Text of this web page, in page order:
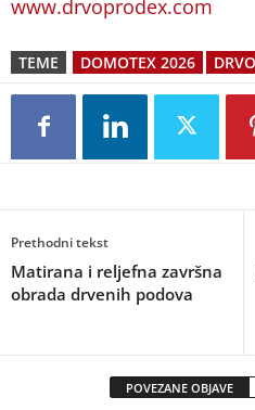
www.drvoprodex.com
TEME DOMOTEX 2026
Prethodni tekst
Matirana i reljefna završna
obrada drvenih podova
POVEZANE OBJAVE